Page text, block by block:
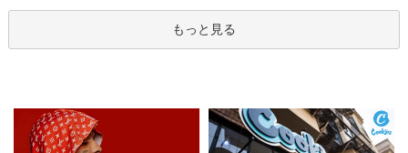
もっと見る